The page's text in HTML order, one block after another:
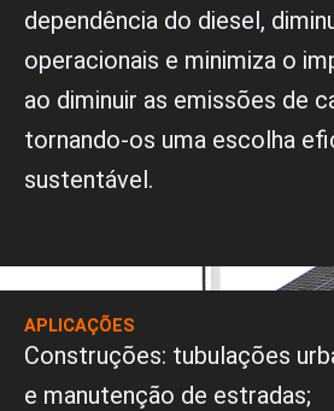
dependência do diesel,
operacionais e minimiza o
ao diminuir as emissões de
tornando-os uma escolha
sustentável.
APLICAÇÕES
Construções: tubulações
e manutenção de estradas;